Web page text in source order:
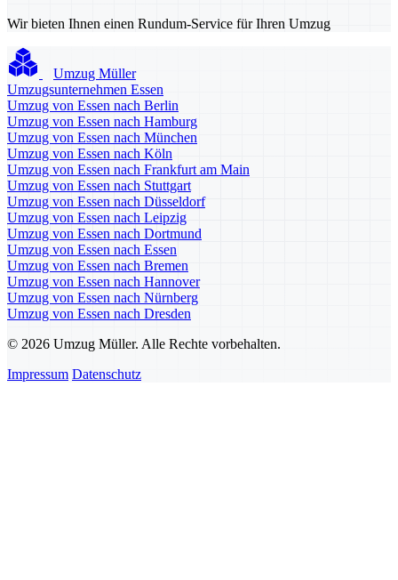
Wir bieten Ihnen einen Rundum-Service für Ihren Umzug
Umzug Müller
Umzugsunternehmen Essen
Umzug von Essen nach Berlin
Umzug von Essen nach Hamburg
Umzug von Essen nach München
Umzug von Essen nach Köln
Umzug von Essen nach Frankfurt am Main
Umzug von Essen nach Stuttgart
Umzug von Essen nach Düsseldorf
Umzug von Essen nach Leipzig
Umzug von Essen nach Dortmund
Umzug von Essen nach Essen
Umzug von Essen nach Bremen
Umzug von Essen nach Hannover
Umzug von Essen nach Nürnberg
Umzug von Essen nach Dresden
© 2026 Umzug Müller. Alle Rechte vorbehalten.
Impressum Datenschutz